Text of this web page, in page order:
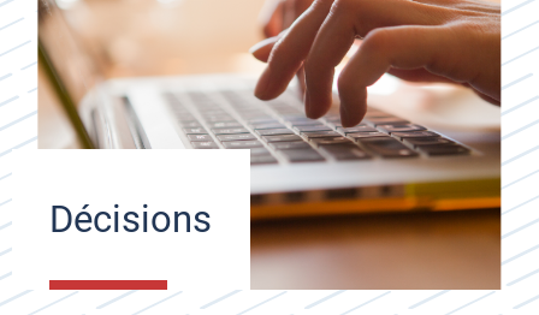
Décisions